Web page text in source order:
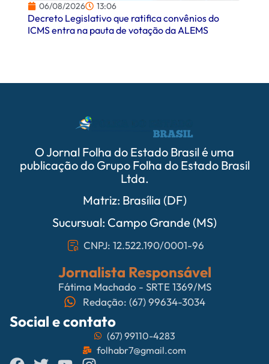
06/08/2026 13:06
Decreto Legislativo que ratifica convênios do
ICMS entra na pauta de votação da ALEMS
O Jornal Folha do Estado Brasil é uma
publicação do Grupo Folha do Estado Brasil
Ltda.
Matriz: Brasília (DF)
Sucursual: Campo Grande (MS)
CNPJ: 12.522.190/0001-96
Jornalista Responsável
Fátima Machado - SRTE 1369/MS
Redação: (67) 99634-3034
Social e contato
(67) 99110-4283
folhabr7@gmail.com